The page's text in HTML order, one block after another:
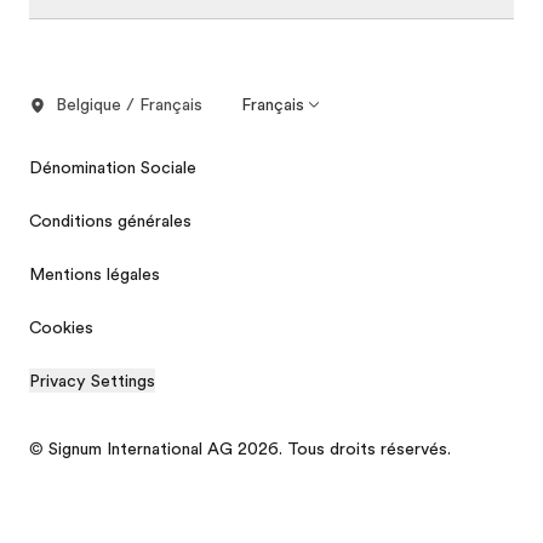
Belgique / Français Français
Dénomination Sociale
Conditions générales
Mentions légales
Cookies
Privacy Settings
© Signum International AG 2026. Tous droits réservés.